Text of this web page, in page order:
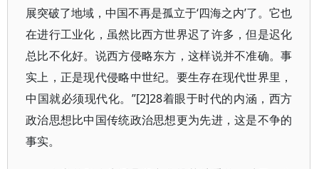
展突破了地域，中国不再是孤立于‘四海之内’了。它也
在进行工业化，虽然比西方世界迟了许多，但是迟化
总比不化好。说西方侵略东方，这样说并不准确。事
实上，正是现代侵略中世纪。要生存在现代世界里，
中国就必须现代化。”[2]28着眼于时代的内涵，西方
政治思想比中国传统政治思想更为先进，这是不争的
事实。